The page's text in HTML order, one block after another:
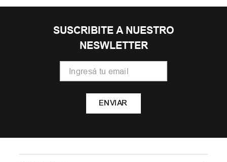
SUSCRIBITE A NUESTRO
NESWLETTER
ENVIAR